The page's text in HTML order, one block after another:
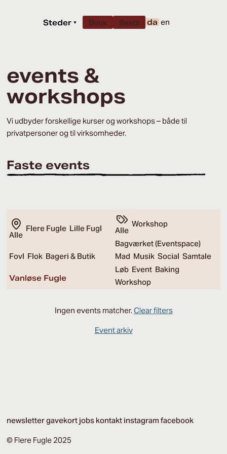
Steder▾ Book Bestil da en
events &
workshops
Vi udbyder forskellige kurser og workshops – både til
privatpersoner og til virksomheder.
Faste events
Alle
Flere Fugle Lille Fugl
Fovl Flok Bageri & Butik
Vanløse Fugle
Alle
Workshop
Bagværket (Eventspace)
Mad Musik Social Samtale
Løb Event Baking
Workshop
Ingen events matcher.Clear filters
Event arkiv
newslettergavekort jobs kontakt instagram facebook
© Flere Fugle 2025